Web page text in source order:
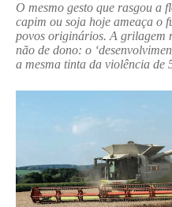
O mesmo gesto que rasgou a
capim ou soja hoje ameaça o
povos originários. A grilagem
não de dono: o
a mesma tinta da violência de